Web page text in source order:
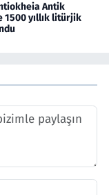
Antik
1500 yıllık litürjik